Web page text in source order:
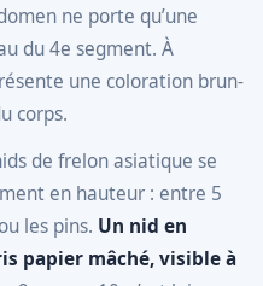
ne porte qu’une
du 4e segment. À
une coloration brun-
corps.
de frelon asiatique se
en hauteur : entre 5
les pins. Un nid en
papier mâché, visible à